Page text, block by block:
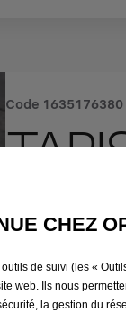
Code 1635176380
CHEZ
de suivi (les «
web. Ils nous
la gestion du